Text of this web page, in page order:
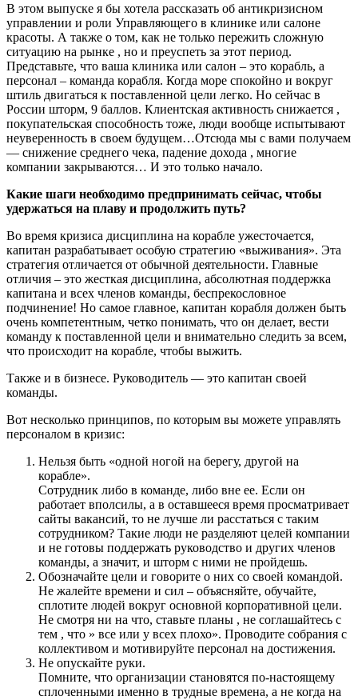
В этом выпуске я бы хотела рассказать об антикризисном
управлении и роли Управляющего в клинике или салоне
красоты. А также о том, как не только пережить сложную
ситуацию на рынке , но и преуспеть за этот период.
Представьте, что ваша клиника или салон – это корабль, а
персонал – команда корабля. Когда море спокойно и вокруг
штиль двигаться к поставленной цели легко. Но сейчас в
России шторм, 9 баллов. Клиентская активность снижается ,
покупательская способность тоже, люди вообще испытывают
неуверенность в своем будущем…Отсюда мы с вами получаем
— снижение среднего чека, падение дохода , многие
компании закрываются… И это только начало.
Какие шаги необходимо предпринимать сейчас, чтобы
удержаться на плаву и продолжить путь?
Во время кризиса дисциплина на корабле ужесточается,
капитан разрабатывает особую стратегию «выживания». Эта
стратегия отличается от обычной деятельности. Главные
отличия – это жесткая дисциплина, абсолютная поддержка
капитана и всех членов команды, беспрекословное
подчинение! Но самое главное, капитан корабля должен быть
очень компетентным, четко понимать, что он делает, вести
команду к поставленной цели и внимательно следить за всем,
что происходит на корабле, чтобы выжить.
Также и в бизнесе. Руководитель — это капитан своей
команды.
Вот несколько принципов, по которым вы можете управлять
персоналом в кризис:
Нельзя быть «одной ногой на берегу, другой на
корабле».
Сотрудник либо в команде, либо вне ее. Если он
работает вполсилы, а в оставшееся время просматривает
сайты вакансий, то не лучше ли расстаться с таким
сотрудником? Такие люди не разделяют целей компании
и не готовы поддержать руководство и других членов
команды, а значит, и шторм с ними не пройдешь.
Обозначайте цели и говорите о них со своей командой.
Не жалейте времени и сил – объясняйте, обучайте,
сплотите людей вокруг основной корпоративной цели.
Не смотря ни на что, ставьте планы , не соглашайтесь с
тем , что » все или у всех плохо». Проводите собрания с
коллективом и мотивируйте персонал на достижения.
Не опускайте руки.
Помните, что организации становятся по-настоящему
сплоченными именно в трудные времена, а не когда на